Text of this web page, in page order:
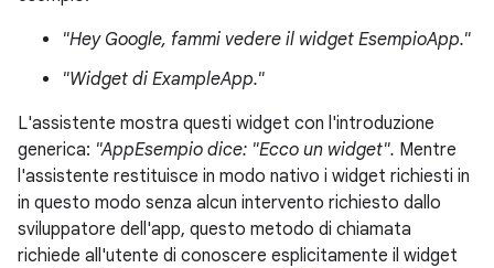
"Hey Google, fammi vedere il widget EsempioApp."
"Widget di ExampleApp."
L'assistente mostra questi widget con l'introduzione
generica: "AppEsempio dice: "Ecco un widget". Mentre
l'assistente restituisce in modo nativo i widget richiesti in
in questo modo senza alcun intervento richiesto dallo
sviluppatore dell'app, questo metodo di chiamata
richiede all'utente di conoscere esplicitamente il widget